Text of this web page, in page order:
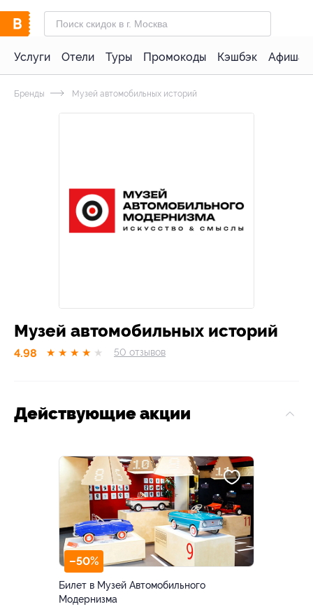
Услуги Отели Туры Промокоды Кэшбэк Афиша
Бренды Музей автомобильных историй
Музей автомобильных историй
4.98 ★ ★ ★ ★ ★ 50 отзывов
Действующие акции
–50%
Билет в Музей Автомобильного
Модернизма